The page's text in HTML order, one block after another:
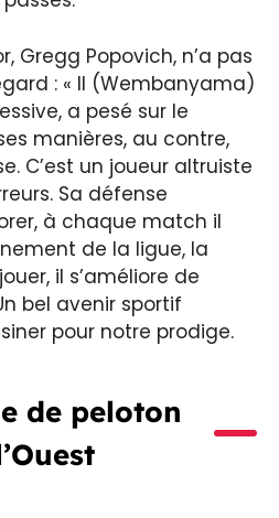
Gregg Popovich, n’a pas
: « Il (Wembanyama)
a pesé sur le
manières, au contre,
C’est un joueur altruiste
Sa défense
à chaque match il
de la ligue, la
il s’améliore de
bel avenir sportif
pour notre prodige.
de peloton